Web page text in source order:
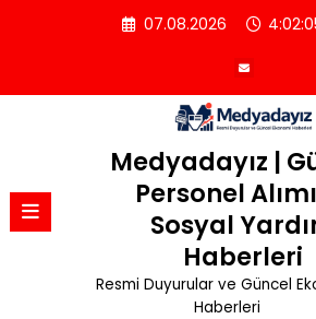
07.08.2026
Medyadayız |
Personel
Sosyal
Haberleri
Resmi Duyurular ve Güncel
Haberleri